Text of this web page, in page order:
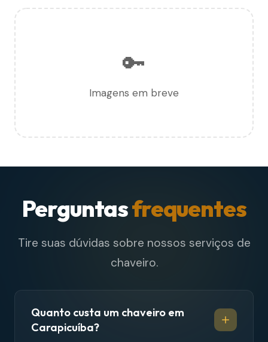
🔑
Imagens em breve
Perguntasfrequentes
Tire suas dúvidas sobre nossos serviços de
chaveiro.
Quanto custa um chaveiro em
Carapicuíba?